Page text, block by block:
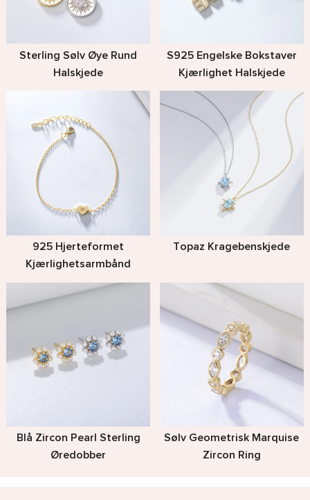
Sterling Sølv Øye Rund
Halskjede
S925 Engelske Bokstaver
Kjærlighet Halskjede
925 Hjerteformet
Kjærlighetsarmbånd
Topaz Kragebenskjede
Blå Zircon Pearl Sterling
Øredobber
Sølv Geometrisk Marquise
Zircon Ring